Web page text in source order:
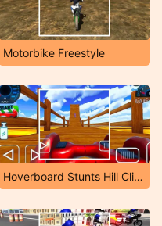
Motorbike Freestyle
Hoverboard Stunts Hill Climb